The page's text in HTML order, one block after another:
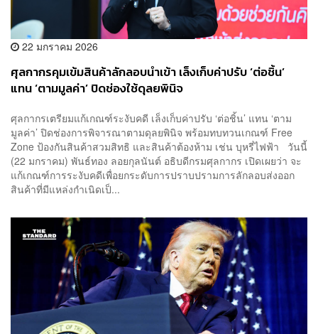
22 มกราคม 2026
ศุลกากรคุมเข้มสินค้าลักลอบนำเข้า เล็งเก็บค่าปรับ ‘ต่อชิ้น’
แทน ‘ตามมูลค่า’ ปิดช่องใช้ดุลยพินิจ
ศุลกากรเตรียมแก้เกณฑ์ระงับคดี เล็งเก็บค่าปรับ ‘ต่อชิ้น’ แทน ‘ตาม
มูลค่า’ ปิดช่องการพิจารณาตามดุลยพินิจ พร้อมทบทวนเกณฑ์ Free
Zone ป้องกันสินค้าสวมสิทธิ และสินค้าต้องห้าม เช่น บุหรี่ไฟฟ้า วันนี้
(22 มกราคม) พันธ์ทอง ลอยกุลนันต์ อธิบดีกรมศุลกากร เปิดเผยว่า จะ
แก้เกณฑ์การระงับคดีเพื่อยกระดับการปราบปรามการลักลอบส่งออก
สินค้าที่มีแหล่งกำเนิดเป็...